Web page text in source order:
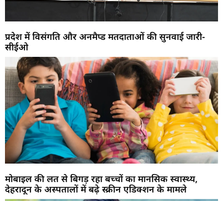
प्रदेश में विसंगति और अनमैप्ड मतदाताओं की सुनवाई जारी-
सीईओ
मोबाइल की लत से बिगड़ रहा बच्चों का मानसिक स्वास्थ्य,
देहरादून के अस्पतालों में बढ़े स्क्रीन एडिक्शन के मामले